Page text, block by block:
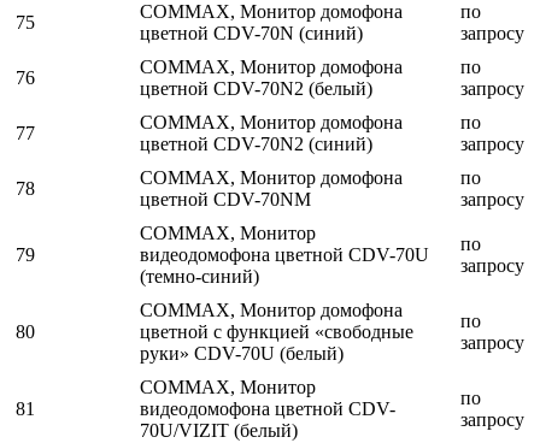
75
COMMAX, Монитор домофона
цветной CDV-70N (синий)
по
запросу
76
COMMAX, Монитор домофона
цветной CDV-70N2 (белый)
по
запросу
77
COMMAX, Монитор домофона
цветной CDV-70N2 (синий)
по
запросу
78
COMMAX, Монитор домофона
цветной CDV-70NM
по
запросу
79
COMMAX, Монитор
видеодомофона цветной CDV-70U
(темно-синий)
по
запросу
80
COMMAX, Монитор домофона
цветной с функцией «свободные
руки» CDV-70U (белый)
по
запросу
81
COMMAX, Монитор
видеодомофона цветной CDV-
70U/VIZIT (белый)
по
запросу